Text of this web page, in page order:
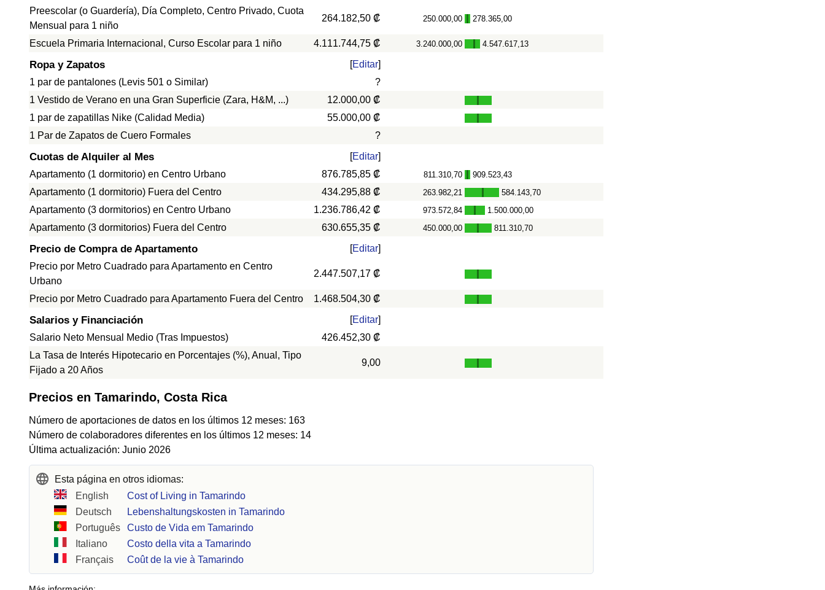
Preescolar (o Guardería), Día Completo, Centro Privado, Cuota
Mensual para 1 niño
264.182,50 ₡ 250.000,00 - 278.365,00
Escuela Primaria Internacional, Curso Escolar para 1 niño 4.111.744,75 ₡ 3.240.000,00 - 4.547.617,13
Ropa y Zapatos [Editar]
1 par de pantalones (Levis 501 o Similar)
?
1 Vestido de Verano en una Gran Superficie (Zara, H&M, ...)
12.000,00 ₡
1 par de zapatillas Nike (Calidad Media)
55.000,00 ₡
1 Par de Zapatos de Cuero Formales
?
Cuotas de Alquiler al Mes [Editar]
Apartamento (1 dormitorio) en Centro Urbano
876.785,85 ₡ 811.310,70 - 909.523,43
Apartamento (1 dormitorio) Fuera del Centro 434.295,88 ₡ 263.982,21 - 584.143,70
Apartamento (3 dormitorios) en Centro Urbano 1.236.786,42 ₡ 973.572,84 - 1.500.000,00
Apartamento (3 dormitorios) Fuera del Centro 630.655,35 ₡ 450.000,00 - 811.310,70
Precio de Compra de Apartamento [Editar]
Precio por Metro Cuadrado para Apartamento en Centro
Urbano
2.447.507,17 ₡
Precio por Metro Cuadrado para Apartamento Fuera del Centro 1.468.504,30 ₡
Salarios y Financiación [Editar]
Salario Neto Mensual Medio (Tras Impuestos)
426.452,30 ₡
La Tasa de Interés Hipotecario en Porcentajes (%), Anual, Tipo
Fijado a 20 Años
9,00
Precios en Tamarindo, Costa Rica
Número de aportaciones de datos en los últimos 12 meses: 163
Número de colaboradores diferentes en los últimos 12 meses: 14
Última actualización: Junio 2026
Esta página en otros idiomas:
English
Cost of Living in Tamarindo
Deutsch
Lebenshaltungskosten in Tamarindo
Português
Custo de Vida em Tamarindo
Italiano
Costo della vita a Tamarindo
Français
Coût de la vie à Tamarindo